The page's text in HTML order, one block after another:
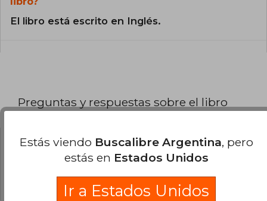
El libro está escrito en Inglés.
Preguntas y respuestas sobre el libro
¿Tienes una pregunta sobre el libro?
Estás viendo Buscalibre Argentina, pero
estás en Estados Unidos
Ir a Estados Unidos